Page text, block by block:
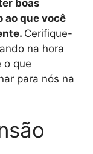
boas
ao que você
Cerifique-
na hora
o que
para nós na